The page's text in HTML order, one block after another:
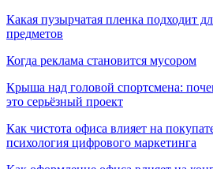
Какая пузырчатая пленка подходит
предметов
Когда реклама становится мусором
Крыша над головой спортсмена:
это серьёзный проект
Как чистота офиса влияет на
психология цифрового маркетинга